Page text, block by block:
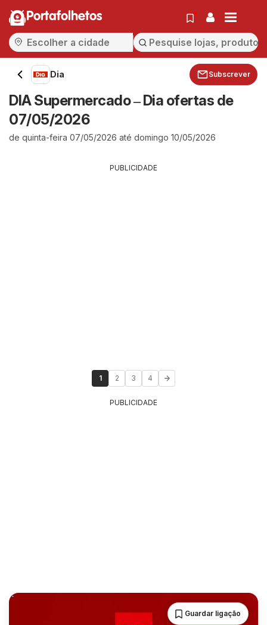
Portafolhetos
Dia Subscrever
DIA Supermercado ‒ Dia ofertas de
07/05/2026
de quinta-feira 07/05/2026 até domingo 10/05/2026
PUBLICIDADE
1 2 3 4
PUBLICIDADE
Guardar ligação